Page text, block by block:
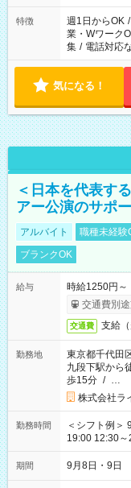
特徴 週1日からOK /
業・Wワーク
集 / 電話対応
気になる！
＜日本を代表す
アー公演のサポ
アルバイト 職種未経験
ブランクOK
給与
時給1250円～
交通費別
交通費 支給（
勤務地
東京都千代田
九段下駅から
歩15分 / …
株式会社ラ
勤務時間
＜シフト例＞
19:00 12:30～22:00 上記の時間から好きな
時間は変更と
期間 9月8日・9日